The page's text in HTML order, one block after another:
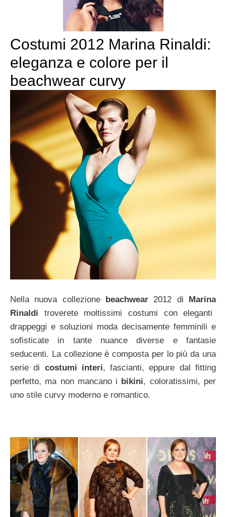
Costumi 2012 Marina Rinaldi:
eleganza e colore per il
beachwear curvy
Nella nuova collezione beachwear 2012 di Marina
Rinaldi troverete moltissimi costumi con eleganti
drappeggi e soluzioni moda decisamente femminili e
sofisticate in tante nuance diverse e fantasie
seducenti. La collezione è composta per lo più da una
serie di costumi interi, fascianti, eppure dal fitting
perfetto, ma non mancano i bikini, coloratissimi, per
uno stile curvy moderno e romantico.